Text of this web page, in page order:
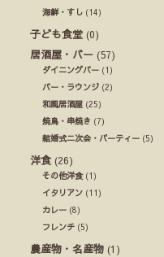
海鮮・すし (14)
子ども食堂 (0)
居酒屋・バー (57)
ダイニングバー (1)
バー・ラウンジ (2)
和風居酒屋 (25)
焼鳥・串焼き (7)
結婚式ニ次会・パーティー (5)
洋食 (26)
その他洋食(1)
イタリアン (11)
カレー (8)
フレンチ (5)
農産物・名産物 (1)